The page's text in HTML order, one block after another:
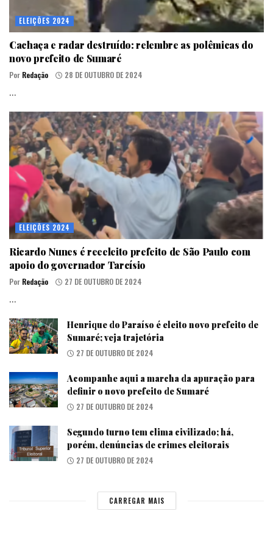
ELEIÇÕES 2024
Cachaça e radar destruído: relembre as polêmicas do
novo prefeito de Sumaré
Por Redação 28 DE OUTUBRO DE 2024
...
ELEIÇÕES 2024
Ricardo Nunes é reeeleito prefeito de São Paulo com
apoio do governador Tarcísio
Por Redação 27 DE OUTUBRO DE 2024
...
Henrique do Paraíso é eleito novo prefeito de
Sumaré; veja trajetória
27 DE OUTUBRO DE 2024
Acompanhe aqui a marcha da apuração para
definir o novo prefeito de Sumaré
27 DE OUTUBRO DE 2024
Segundo turno tem clima civilizado; há,
porém, denúncias de crimes eleitorais
27 DE OUTUBRO DE 2024
CARREGAR MAIS